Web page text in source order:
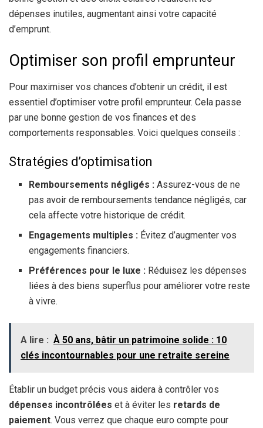
dépenses inutiles, augmentant ainsi votre capacité
d’emprunt.
Optimiser son profil emprunteur
Pour maximiser vos chances d’obtenir un crédit, il est
essentiel d’optimiser votre profil emprunteur. Cela passe
par une bonne gestion de vos finances et des
comportements responsables. Voici quelques conseils :
Stratégies d’optimisation
Remboursements négligés : Assurez-vous de ne
pas avoir de remboursements tendance négligés, car
cela affecte votre historique de crédit.
Engagements multiples : Évitez d’augmenter vos
engagements financiers.
Préférences pour le luxe : Réduisez les dépenses
liées à des biens superflus pour améliorer votre reste
à vivre.
A lire : À 50 ans, bâtir un patrimoine solide : 10
clés incontournables pour une retraite sereine
Établir un budget précis vous aidera à contrôler vos
dépenses incontrôlées et à éviter les retards de
paiement. Vous verrez que chaque euro compte pour